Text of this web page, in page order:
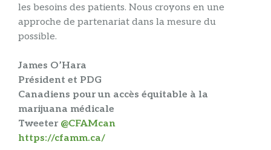
les besoins des patients. Nous croyons en une
approche de partenariat dans la mesure du
possible.
James O’Hara
Président et PDG
Canadiens pour un accès équitable à la
marijuana médicale
Tweeter @CFAMcan
https://cfamm.ca/